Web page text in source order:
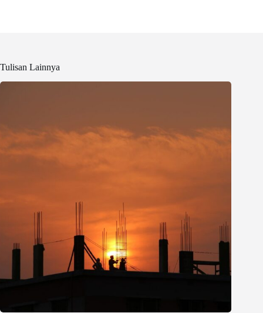
Tulisan Lainnya